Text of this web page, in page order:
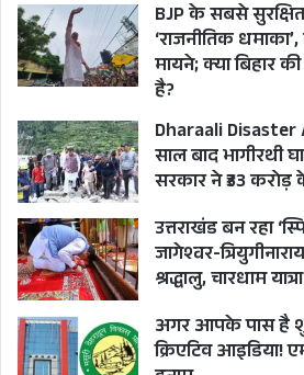
इलेक्ट्रॉनिक वोटिंग मशीन
पर शुरू करने के लिए तैयार है।
रूप एक एकल रिमोट पोलिंग बूथ से
क्षेत्रों पर मतदान करा सकता है।
यदि यह पहल कार्यान्वित कर दी
के लिए एक बड़ा सामाजिक
रखती है और उन्हें अपनी जड़ों से
होगी, क्योंकि कई बार वे
निवास स्थानों के नियमित तौर पर
मुद्दों से सामाजिक और भावनात्मक
BJP के सबसे
‘राजनीतिक
मायने; क्या बिहार
है?
Dharaali
साल बाद भागीरथी
सरकार ने ₹33 करोड़
उत्तराखंड बन रहा
जागेश्वर-
श्रद्धालु, चारधाम
अगर आपके पास है
क्रिएटिव आइडिया!